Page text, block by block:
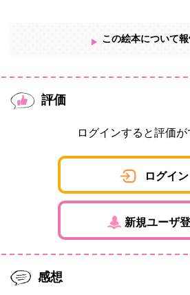
この絵本について
評価
ログインすると評価が
ログイン
新規ユーザ
感想